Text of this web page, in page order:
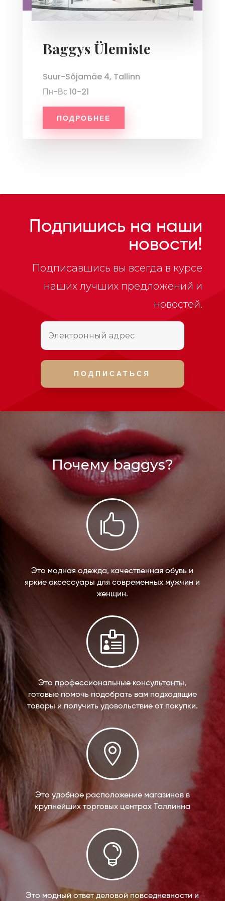
Baggys Ülemiste
Suur-Sõjamäe 4, Tallinn
Пн-Вс 10-21
ПОДРОБНЕЕ
Подпишись на наши
новости!
Подписавшись вы всегда в курсе
наших лучших предложений и
новостей.
ПОДПИСАТЬСЯ
Почему baggys?

Это модная одежда, качественная обувь и
яркие аксессуары для современных мужчин и
женщин.

Это профессиональные консультанты,
готовые помочь подобрать вам подходящие
товары и получить удовольствие от покупки.

Это удобное расположение магазинов в
крупнейших торговых центрах Таллинна

Это модный ответ деловой повседневности и